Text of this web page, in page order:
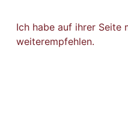
Ich habe auf ihrer Seite
weiterempfehlen.